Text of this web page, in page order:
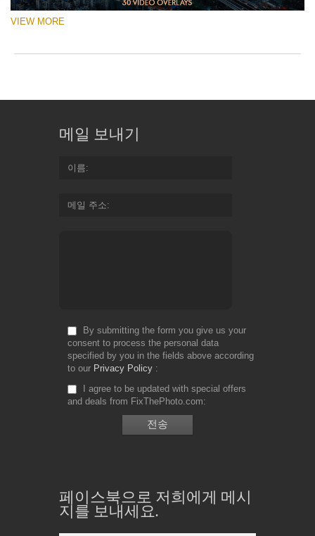
VIEW MORE
메일 보내기
이름
메일 주소
By submitting the form you give us your
consent to process the personal data
specified by you in the fields above according
to our Privacy Policy
I agree to be updated with special offers
and deals from FixThePhoto.com
페이스북으로 저희에게 메시
지를 보내세요.